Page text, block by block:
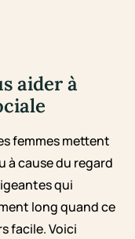
aider à
femmes mettent
à cause du regard
qui
long quand ce
facile. Voici